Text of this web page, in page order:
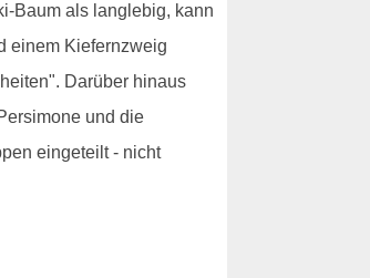
Baum als langlebig, kann
einem Kiefernzweig
Darüber hinaus
und die
eingeteilt - nicht